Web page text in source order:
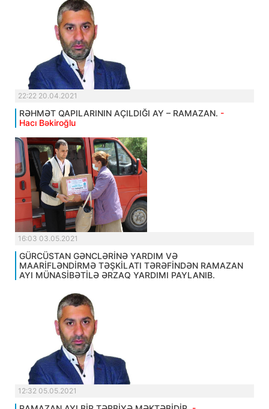
22:22 20.04.2021
RƏHMƏT QAPILARININ AÇILDIĞI AY – RAMAZAN. -
Hacı Bəkiroğlu
16:03 03.05.2021
GÜRCÜSTAN GƏNCLƏRİNƏ YARDIM VƏ
MAARİFLƏNDİRMƏ TƏŞKİLATI TƏRƏFİNDƏN RAMAZAN
AYI MÜNASİBƏTİLƏ ƏRZAQ YARDIMI PAYLANIB.
12:32 05.05.2021